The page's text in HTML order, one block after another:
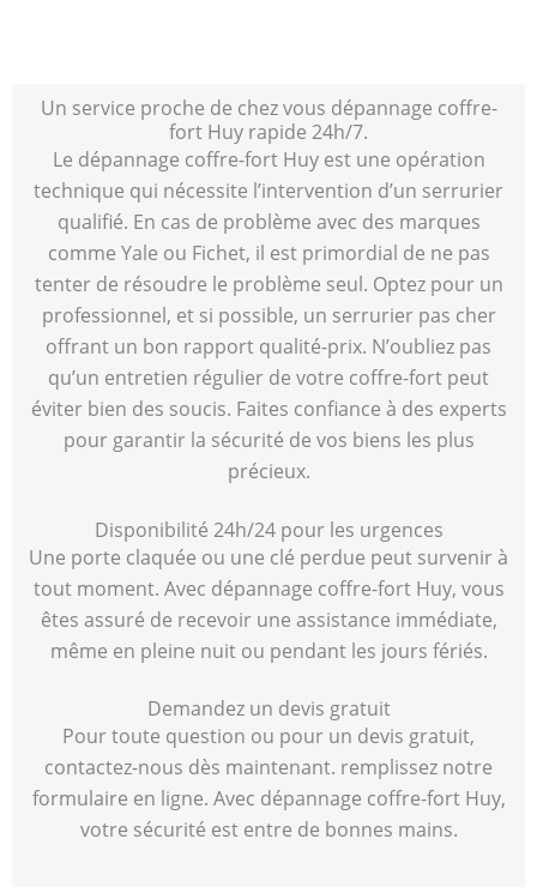
Un service proche de chez vous dépannage coffre-
fort Huy rapide 24h/7.
Le dépannage coffre-fort Huy est une opération
technique qui nécessite l’intervention d’un serrurier
qualifié. En cas de problème avec des marques
comme Yale ou Fichet, il est primordial de ne pas
tenter de résoudre le problème seul. Optez pour un
professionnel, et si possible, un serrurier pas cher
offrant un bon rapport qualité-prix. N’oubliez pas
qu’un entretien régulier de votre coffre-fort peut
éviter bien des soucis. Faites confiance à des experts
pour garantir la sécurité de vos biens les plus
précieux.
Disponibilité 24h/24 pour les urgences
Une porte claquée ou une clé perdue peut survenir à
tout moment. Avec dépannage coffre-fort Huy, vous
êtes assuré de recevoir une assistance immédiate,
même en pleine nuit ou pendant les jours fériés.
Demandez un devis gratuit
Pour toute question ou pour un devis gratuit,
contactez-nous dès maintenant. remplissez notre
formulaire en ligne. Avec dépannage coffre-fort Huy,
votre sécurité est entre de bonnes mains.